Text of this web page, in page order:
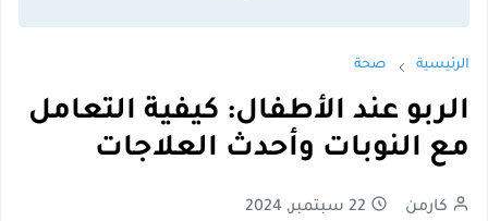
الرئيسية صحة
الربو عند الأطفال: كيفية التعامل
مع النوبات وأحدث العلاجات
كارمن 22 سبتمبر, 2024